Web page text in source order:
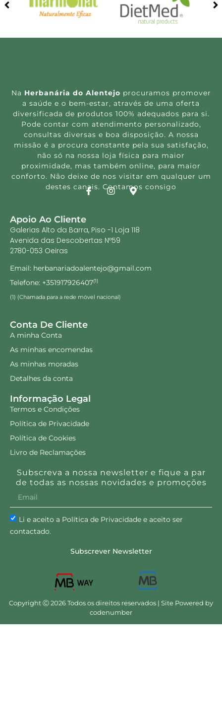
Na Herbanária do Alentejo procuramos promover
a saúde e o bem-estar, através de uma oferta
diversificada de produtos 100% adequados para si.
Pode contar com atendimento personalizado,
consultas diversas e boa disposição. A nossa
missão é a procura constante pela sua satisfação,
não só na nossa loja física para maior
proximidade, mas também online, para maior
conforto. Não deixe de nos visitar em qualquer um
destes canais. Contamos consigo
Apoio Ao Cliente
Galerias Alto da Barra, Piso -1 Loja 118
Avenida das Descobertas Nº59
2780-053 Oeiras
Email: herbanariadoalentejo@gmail.com
Telefone: +351917926407(1)
(1) (Chamada para a rede móvel nacional)
Conta De Cliente
A minha Conta
As minhas encomendas
As minhas moradas
Detalhes da conta
Informação Legal
Termos e Condições
Política de Privacidade
Política de Cookies
Livro de Reclamações
Subscreva a nossa newsletter e fique a par
de todas as nossas novidades e promoções
Li e aceito a Política de Privacidade e aceito ser
contactado.
Subscrever Newsletter
Copyright Ⓒ 2026 Todos os direitos reservados | Site Powered by
codenumber